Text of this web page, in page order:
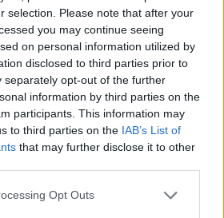
selection. Please note that after your
you may continue seeing
on personal information utilized by
disclosed to third parties prior to
separately opt-out of the further
information by third parties on the
participants. This information may
to third parties on the IAB’s List of
that may further disclose it to other
Opt Outs